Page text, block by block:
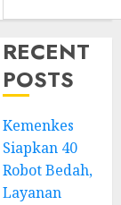
RECENT
POSTS
Kemenkes
Siapkan 40
Robot Bedah,
Layanan